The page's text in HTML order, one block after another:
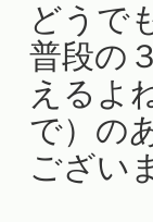
どうで
普段の
えるよ
で）の
ござい